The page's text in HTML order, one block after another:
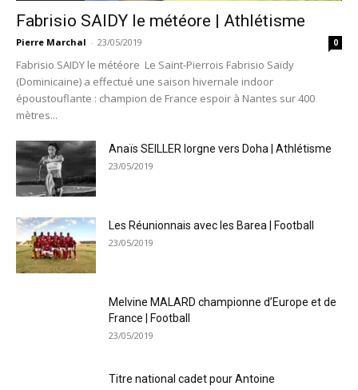
Fabrisio SAIDY le météore | Athlétisme
Pierre Marchal - 23/05/2019 0
Fabrisio SAIDY le météore Le Saint-Pierrois Fabrisio Saïdy
(Dominicaine) a effectué une saison hivernale indoor
époustouflante : champion de France espoir à Nantes sur 400
mètres...
Anaïs SEILLER lorgne vers Doha | Athlétisme
23/05/2019
Les Réunionnais avec les Barea | Football
23/05/2019
Melvine MALARD championne d’Europe et de
France | Football
23/05/2019
Titre national cadet pour Antoine